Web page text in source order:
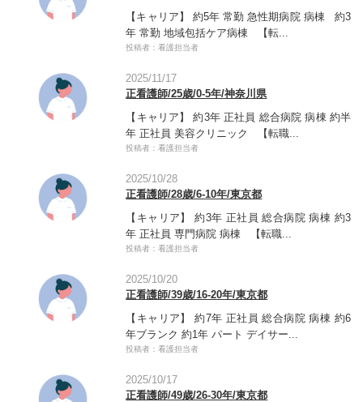
【キャリア】 約5年 常勤 急性期病院 病棟 約3
年 常勤 地域包括ケア病棟 【転...
投稿者：看護担当者
2025/11/17
正看護師/25歳/0-5年/神奈川県
【キャリア】 約3年 正社員 総合病院 病棟 約半
年 正社員 美容クリニック 【転職...
投稿者：看護担当者
2025/10/28
正看護師/28歳/6-10年/東京都
【キャリア】 約3年 正社員 総合病院 病棟 約3
年 正社員 専門病院 病棟 【転職...
投稿者：看護担当者
2025/10/20
正看護師/39歳/16-20年/東京都
【キャリア】 約7年 正社員 総合病院 病棟 約6
年ブランク 約1年 パート デイサー...
投稿者：看護担当者
2025/10/17
正看護師/49歳/26-30年/東京都